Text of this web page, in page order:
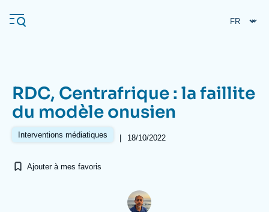
au
contenu
Navigation
principale
L'Ifri
Analyses
Recherches fréquentes
RDC, Centrafrique : la faillite
du modèle onusien
Interventions médiatiques | 18/10/2022
Ajouter à mes favoris